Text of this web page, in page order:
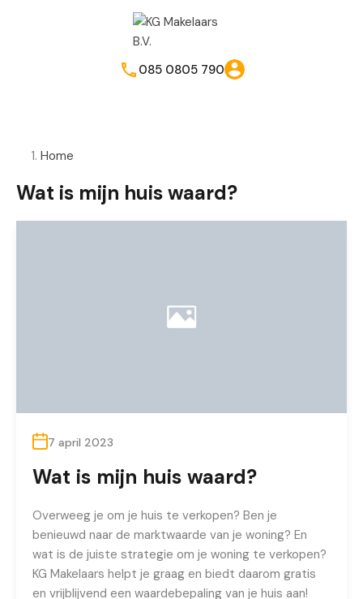
085 0805 790
Home
Wat is mijn huis waard?
7 april 2023
Wat is mijn huis waard?
Overweeg je om je huis te verkopen? Ben je
benieuwd naar de marktwaarde van je woning? En
wat is de juiste strategie om je woning te verkopen?
KG Makelaars helpt je graag en biedt daarom gratis
en vrijblijvend een waardebepaling van je huis aan!